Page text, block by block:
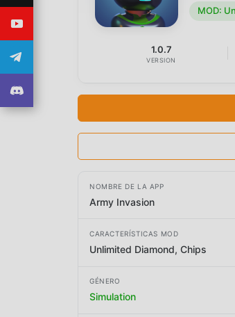
MOD:
1.0.7
VERSION
NOMBRE DE LA APP
Army Invasion
CARACTERÍSTICAS MOD
Unlimited Diamond, Chips
GÉNERO
Simulation